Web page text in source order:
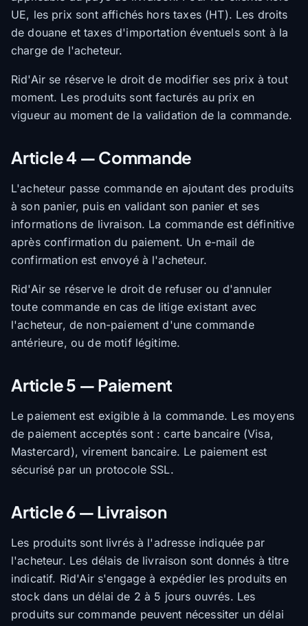
UE, les prix sont affichés hors taxes (HT). Les droits
de douane et taxes d'importation éventuels sont à la
charge de l'acheteur.
Rid'Air se réserve le droit de modifier ses prix à tout
moment. Les produits sont facturés au prix en
vigueur au moment de la validation de la commande.
Article 4 — Commande
L'acheteur passe commande en ajoutant des produits
à son panier, puis en validant son panier et ses
informations de livraison. La commande est définitive
après confirmation du paiement. Un e-mail de
confirmation est envoyé à l'acheteur.
Rid'Air se réserve le droit de refuser ou d'annuler
toute commande en cas de litige existant avec
l'acheteur, de non-paiement d'une commande
antérieure, ou de motif légitime.
Article 5 — Paiement
Le paiement est exigible à la commande. Les moyens
de paiement acceptés sont : carte bancaire (Visa,
Mastercard), virement bancaire. Le paiement est
sécurisé par un protocole SSL.
Article 6 — Livraison
Les produits sont livrés à l'adresse indiquée par
l'acheteur. Les délais de livraison sont donnés à titre
indicatif. Rid'Air s'engage à expédier les produits en
stock dans un délai de 2 à 5 jours ouvrés. Les
produits sur commande peuvent nécessiter un délai